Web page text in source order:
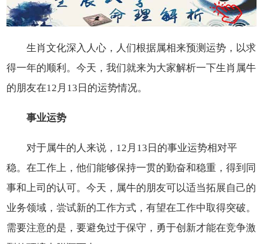
生肖文化深入人心，人们根据属相来预测运势，以求
得一年的顺利。今天，我们就来为大家解析一下生肖属牛
的朋友在12月13日的运势情况。
事业运势
对于属牛的人来说，12月13日的事业运势相对平
稳。在工作上，他们能够保持一贯的勤奋和稳重，得到同
事和上司的认可。今天，属牛的朋友可以适当拓展自己的
业务领域，尝试新的工作方式，有望在工作中取得突破。
需要注意的是，要避免过于保守，勇于创新才能在竞争激